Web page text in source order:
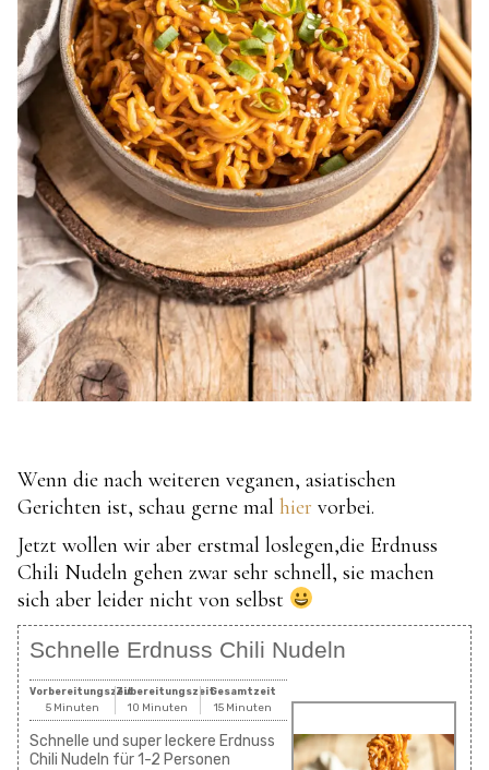
Wenn die nach weiteren veganen, asiatischen
Gerichten ist, schau gerne mal hier vorbei.
Jetzt wollen wir aber erstmal loslegen,die Erdnuss
Chili Nudeln gehen zwar sehr schnell, sie machen
sich aber leider nicht von selbst
Schnelle Erdnuss Chili Nudeln
Vorbereitungszeit
5 Minuten
Zubereitungszeit
10 Minuten
Gesamtzeit
15 Minuten
Schnelle und super leckere Erdnuss
Chili Nudeln für 1-2 Personen